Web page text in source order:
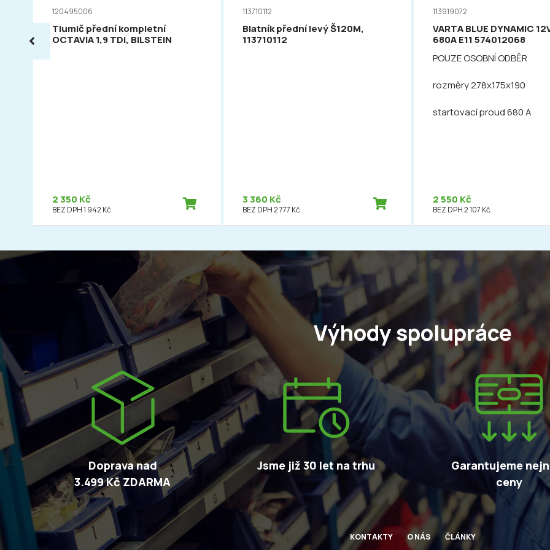
120495006
Tlumič přední kompletní
OCTAVIA 1,9 TDI, BILSTEIN
2 350 Kč
BEZ DPH 1 942 Kč
113710112
Blatník přední levý Š120M,
113710112
3 360 Kč
BEZ DPH 2 777 Kč
113919072
VARTA BLUE DYNAMIC
680A E11 574012068
POUZE OSOBNÍ ODBĚR
rozměry 278x175x190
startovací proud 680 A
2 550 Kč
BEZ DPH 2 107 Kč
Výhody spolupráce
Doprava nad
3.499 Kč ZDARMA
Jsme již 30 let na trhu
Garantujeme
ceny
KONTAKTY O NÁS ČLÁNKY